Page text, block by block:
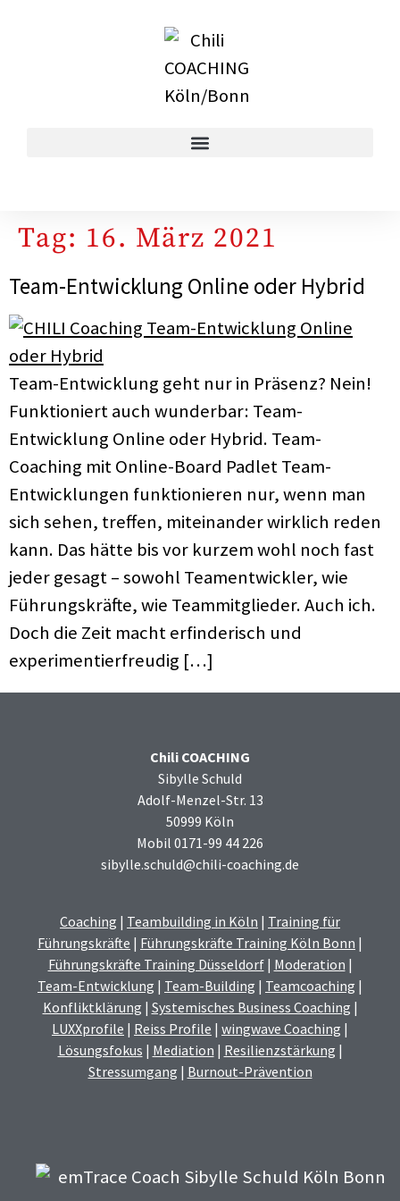
Tag: 16. März 2021
Team-Entwicklung Online oder Hybrid
Team-Entwicklung geht nur in Präsenz? Nein!
Funktioniert auch wunderbar: Team-
Entwicklung Online oder Hybrid. Team-
Coaching mit Online-Board Padlet Team-
Entwicklungen funktionieren nur, wenn man
sich sehen, treffen, miteinander wirklich reden
kann. Das hätte bis vor kurzem wohl noch fast
jeder gesagt – sowohl Teamentwickler, wie
Führungskräfte, wie Teammitglieder. Auch ich.
Doch die Zeit macht erfinderisch und
experimentierfreudig […]
Chili COACHING
Sibylle Schuld
Adolf-Menzel-Str. 13
50999 Köln
Mobil 0171-99 44 226
sibylle.schuld@chili-coaching.de
Coaching | Teambuilding in Köln | Training für
Führungskräfte | Führungskräfte Training Köln Bonn |
Führungskräfte Training Düsseldorf| Moderation |
Team-Entwicklung | Team-Building | Teamcoaching |
Konfliktklärung | Systemisches Business Coaching |
LUXXprofile | Reiss Profile | wingwave Coaching |
Lösungsfokus | Mediation | Resilienzstärkung |
Stressumgang | Burnout-Prävention